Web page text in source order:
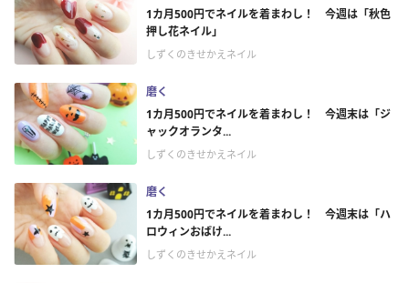
1カ月500円でネイルを着まわし！ 今週は「秋色
押し花ネイル」
しずくのきせかえネイル
磨く
1カ月500円でネイルを着まわし！ 今週末は「ジ
ャックオランタ...
しずくのきせかえネイル
磨く
1カ月500円でネイルを着まわし！ 今週末は「ハ
ロウィンおばけ...
しずくのきせかえネイル